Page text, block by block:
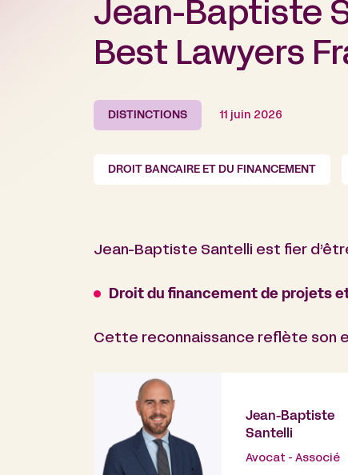
Jean-Baptiste
Best Lawyers
DISTINCTIONS 11 juin 2026
DROIT BANCAIRE ET DU FINANCEMENT
Jean-Baptiste Santelli est fier
Droit du financement de projets
Cette reconnaissance reflète son
Jean-Baptiste
Santelli
Avocat - Associé